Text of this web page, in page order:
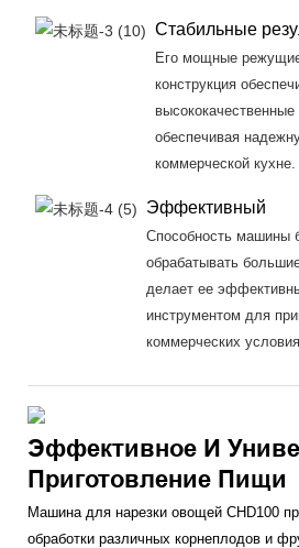
Стабильные
Его мощные
конструкция
высококачественные
обеспечивая
коммерческой кухне.
Эффективный
Способность машины
обрабатывать
делает ее
инструментом для
коммерческих
Эффективное И
Приготовление Пищи
Машина для нарезки овощей CHD100
обработки различных корнеплодов и